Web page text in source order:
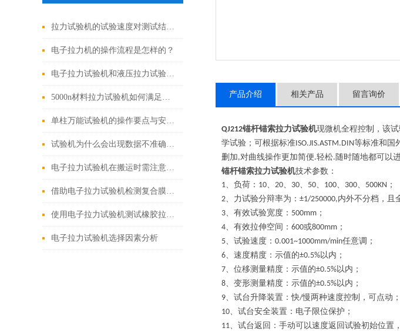
拉力试验机的试验速度对测试结果有哪些影响？
电子拉力机的操作流程是怎样的？
电子拉力试验机和液压拉力试验机的精度哪个更高？
5000n材料拉力试验机如何满足材料测试需求？
单柱万能试验机的操作要点与安全注意事项
试验机为什么会出现数据不准确的问题
电子拉力试验机在搬运时需注意哪些问题
借助电子拉力试验机检测复合膜印刷油墨的复合牢度
使用电子拉力试验机测试橡胶拉伸性能
电子拉力试验机选择因素分析
产品介绍 相关产品 留言询价
QJ212锚杆锚索拉力试验机现微机全程控制，该
学试验；可根据标准ISO.JIS.ASTM.DIN等标准和国
删加,对曲线操作更加简便.轻松. 随时随地都可以
锚杆锚索拉力试验机技术参数：
1、负荷： 10、 20、 30、 50、 100、 300、 500KN ；
2、力试验分辩率为： ±1/250000,内外不分档，且
3、有效试验宽度： 500mm ；
4、有效拉伸空间： 600或800mm ；
5、试验速度： 0.001~1000mm/min任意调；
6、速度精度：示值的±0.5%以内；
7、位移测量精度：示值的±0.5%以内；
8、变形测量精度：示值的±0.5%以内；
9、试台升降装置：快/慢两种速度控制，可点动；
10、试台安全装置：电子限位保护；
11、试台返回：手动可以速度返回试验初始位置